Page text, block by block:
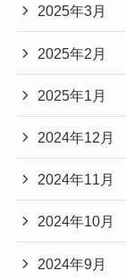
2025年3月
2025年2月
2025年1月
2024年12月
2024年11月
2024年10月
2024年9月